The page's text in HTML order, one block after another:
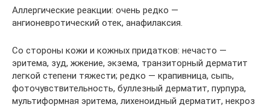
Аллергические реакции: очень редко —
ангионевротический отек, анафилаксия.
Со стороны кожи и кожных придатков: нечасто —
эритема, зуд, жжение, экзема, транзиторный дерматит
легкой степени тяжести; редко — крапивница, сыпь,
фоточувствительность, буллезный дерматит, пурпура,
мультиформная эритема, лихеноидный дерматит, некроз